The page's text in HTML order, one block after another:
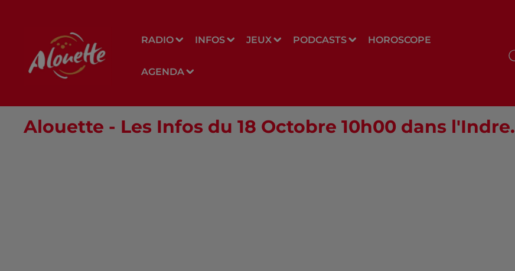
RADIO INFOS JEUX PODCASTS HOROSCOPE
AGENDA
Alouette - Les Infos du 18 Octobre 10h00 dans l'Indre.